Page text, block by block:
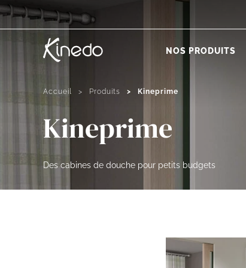
NOS PRODUITS
Accueil Produits Kineprime
Kineprime
Des cabines de douche pour petits budgets